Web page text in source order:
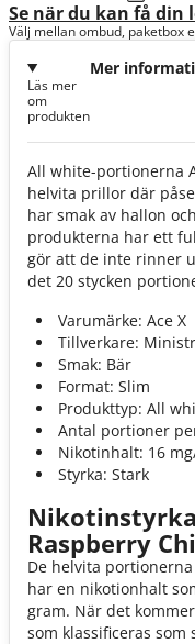
Se när du kan få din
Välj mellan ombud, paketbox
Mer
Läs mer
om
produkten
All white-portionerna
helvita prillor där
har smak av hallon
produkterna har ett
gör att de inte rinner
det 20 stycken
Varumärke: Ace X
Tillverkare:
Smak: Bär
Format: Slim
Produkttyp: All
Antal portioner
Nikotinhalt: 16
Styrka: Stark
Nikotinstyrka
Raspberry
De helvita portionerna
har en nikotionhalt
gram. När det
som klassificeras som